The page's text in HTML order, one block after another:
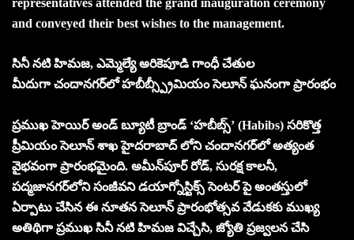
representatives attended the grand inauguration ceremony
and conveyed their best wishes to the management.
సినీ నటి హిమజ, ఎమ్మెల్యే అరికెపూడి గాంధీ చేతుల
మీదుగా చందానగర్‌లోహబీబ్స్ప్రీమియం సెలూన్ ఘనంగా ప్రారంభం
ప్రముఖ హెయిర్ అండ్ బ్యూటీ బ్రాండ్ ‘హబీబ్స్’ (Habibs) సరికొత్త
ప్రీమియం సెలూన్ శాఖ హైదరాబాద్ లోని చందానగర్‌లో అత్యంత
వైభవంగా ప్రారంభమైంది. అమీన్‌పూర్ రోడ్, సురక్ష కాలనీ,
పద్మజానగర్‌లోని సంజీవని డయాగ్నోస్టిక్స్ సెంటర్ పై అంతస్తులో
ఏర్పాటు చేసిన ఈ నూతన సెలూన్ ప్రారంభోత్సవ వేడుకకు ముఖ్య
అతిథిగా ప్రముఖ సినీ నటి హిమజ విచ్చేసి, జ్యోతి ప్రజ్వలన చేసి